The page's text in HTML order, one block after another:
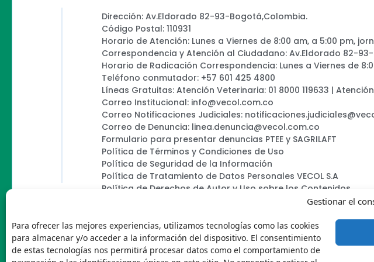
Gestionar el
Para ofrecer las mejores experiencias, utilizamos tecnologías como las cookies
para almacenar y/o acceder a la información del dispositivo. El consentimiento
de estas tecnologías nos permitirá procesar datos como el comportamiento de
Dirección: Av.Eldorado 82-93-Bogotá,Colombia.
Código Postal: 110931
Horario de Atención: Lunes a Viernes de 8:00 am, a 5:00 pm,
Correspondencia y Atención al Ciudadano: Av.Eldorado 82-
Horario de Radicación Correspondencia: Lunes a Viernes de
Teléfono conmutador: +57 601 425 4800
Líneas Gratuitas: Atención Veterinaria: 01 8000 119633 |
Correo Institucional: info@vecol.com.co
Correo Notificaciones Judiciales:
Correo de Denuncia: linea.denuncia@vecol.com.co
Formulario para presentar denuncias PTEE y SAGRILAFT
Política de Términos y Condiciones de Uso
Política de Seguridad de la Información
Política de Tratamiento de Datos Personales VECOL S.A
Política de Derechos de Autor y Uso sobre los Contenidos